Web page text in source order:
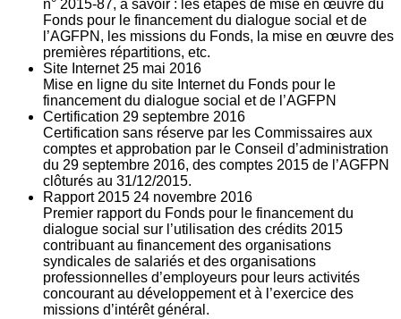
n° 2015-87, à savoir : les étapes de mise en œuvre du
Fonds pour le financement du dialogue social et de
l’AGFPN, les missions du Fonds, la mise en œuvre des
premières répartitions, etc.
Site Internet 25 mai 2016
Mise en ligne du site Internet du Fonds pour le
financement du dialogue social et de l’AGFPN
Certification 29 septembre 2016
Certification sans réserve par les Commissaires aux
comptes et approbation par le Conseil d’administration
du 29 septembre 2016, des comptes 2015 de l’AGFPN
clôturés au 31/12/2015.
Rapport 2015 24 novembre 2016
Premier rapport du Fonds pour le financement du
dialogue social sur l’utilisation des crédits 2015
contribuant au financement des organisations
syndicales de salariés et des organisations
professionnelles d’employeurs pour leurs activités
concourant au développement et à l’exercice des
missions d’intérêt général.